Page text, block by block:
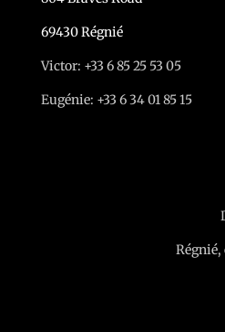
69430 Régnié
Victor: +33 6 85 25 53 05
Eugénie: +33 6 34 01 85 15